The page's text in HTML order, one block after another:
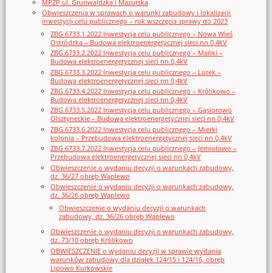
MPZP ul. Grunwaldzka i Mazurska
Obwieszczenia w sprawach o warunki zabudowy i lokalizacji
inwestycji celu publicznego – rok wszczęcia sprawy do 2023
ZBG.6733.1.2022 Inwestycja celu publicznego – Nowa Wieś
Ostródzka – Budowa elektroenergetycznej sieci nn 0,4kV
ZBG.6733.2.2022 Inwestycja celu publicznego – Mańki –
Budowa elektroenergetycznej sieci nn 0,4kV
ZBG.6733.3.2022 Inwestycja celu publicznego – Lutek –
Budowa elektroenergetycznej sieci nn 0,4kV
ZBG.6733.4.2022 Inwestycja celu publicznego – Królikowo –
Budowa elektroenergetycznej sieci nn 0,4kV
ZBG.6733.5.2022 Inwestycja celu publicznego – Gąsiorowo
Olsztyneckie – Budowa elektroenergetycznej sieci nn 0,4kV
ZBG.6733.6.2022 Inwestycja celu publicznego – Mierki
kolonia – Przebudowa elektroenergetycznej sieci nn 0,4kV
ZBG.6733.7.2022 Inwestycja celu publicznego – Jemiołowo –
Przebudowa elektroenergetycznej sieci nn 0,4kV
Obwieszczenie o wydaniu decyzji o warunkach zabudowy,
dz. 36/27 obręb Waplewo
Obwieszczenie o wydaniu decyzji o warunkach zabudowy,
dz. 36/26 obręb Waplewo
Obwieszczenie o wydaniu decyzji o warunkach
zabudowy, dz. 36/26 obręb Waplewo
Obwieszczenie o wydaniu decyzji o warunkach zabudowy,
dz. 73/10 obręb Królikowo
OBWIESZCZENIE o wydaniu decyzji w sprawie wydania
warunków zabudowy dla działek 124/15 i 124/16, obręb
Lipowo Kurkowskie